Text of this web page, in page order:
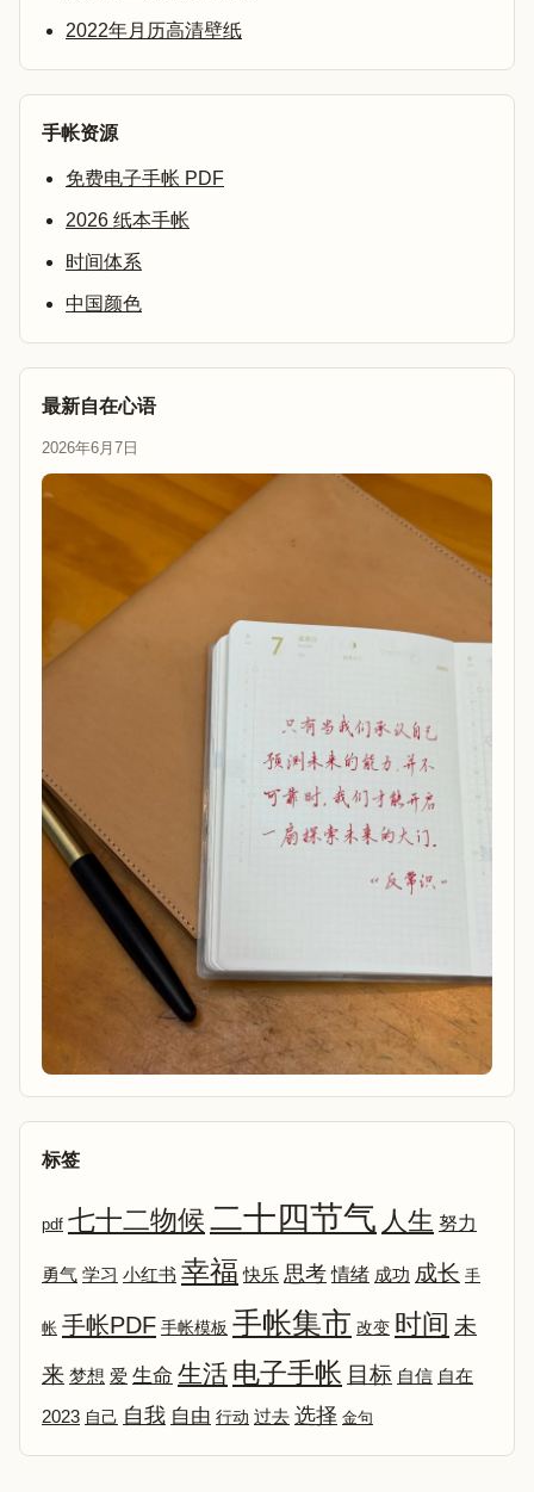
2022年月历高清壁纸
手帐资源
免费电子手帐 PDF
2026 纸本手帐
时间体系
中国颜色
最新自在心语
2026年6月7日
标签
pdf 七十二物候二十四节气 人生 努力
勇气 学习 小红书 幸福 快乐 思考 情绪 成功 成长 手
帐 手帐PDF 手帐模板 手帐集市 改变 时间 未
来 梦想 爱 生命 生活 电子手帐 目标 自信 自在
2023 自己 自我 自由 行动 过去 选择 金句